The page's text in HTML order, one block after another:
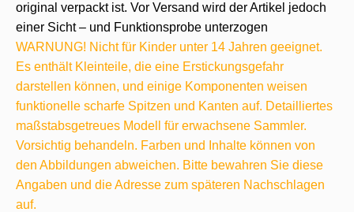
original verpackt ist. Vor Versand wird der Artikel jedoch
einer Sicht – und Funktionsprobe unterzogen
WARNUNG! Nicht für Kinder unter 14 Jahren geeignet.
Es enthält Kleinteile, die eine Erstickungsgefahr
darstellen können, und einige Komponenten weisen
funktionelle scharfe Spitzen und Kanten auf. Detailliertes
maßstabsgetreues Modell für erwachsene Sammler.
Vorsichtig behandeln. Farben und Inhalte können von
den Abbildungen abweichen. Bitte bewahren Sie diese
Angaben und die Adresse zum späteren Nachschlagen
auf.